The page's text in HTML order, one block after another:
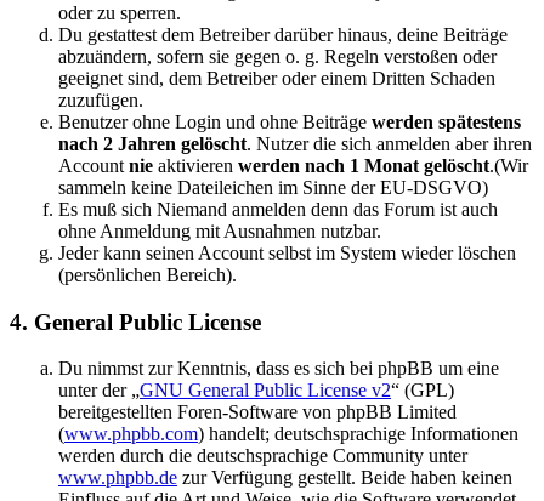
oder zu sperren.
Du gestattest dem Betreiber darüber hinaus, deine Beiträge
abzuändern, sofern sie gegen o. g. Regeln verstoßen oder
geeignet sind, dem Betreiber oder einem Dritten Schaden
zuzufügen.
Benutzer ohne Login und ohne Beiträge werden spätestens
nach 2 Jahren gelöscht. Nutzer die sich anmelden aber ihren
Account nie aktivieren werden nach 1 Monat gelöscht.(Wir
sammeln keine Dateileichen im Sinne der EU-DSGVO)
Es muß sich Niemand anmelden denn das Forum ist auch
ohne Anmeldung mit Ausnahmen nutzbar.
Jeder kann seinen Account selbst im System wieder löschen
(persönlichen Bereich).
4. General Public License
Du nimmst zur Kenntnis, dass es sich bei phpBB um eine
unter der „GNU General Public License v2“ (GPL)
bereitgestellten Foren-Software von phpBB Limited
(www.phpbb.com) handelt; deutschsprachige Informationen
werden durch die deutschsprachige Community unter
www.phpbb.de zur Verfügung gestellt. Beide haben keinen